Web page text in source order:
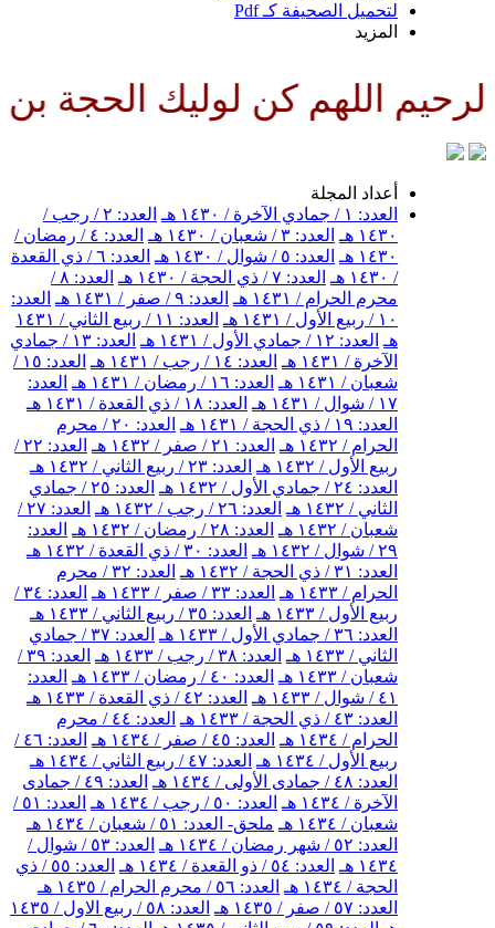
لتحميل الصحيفة كـ Pdf
المزيد
اللهم كن لوليك الحجة بن
أعداد المجلة
العدد: ١ / جمادي الآخرة / ١٤٣٠ هـ
العدد: ٢ / رجب /
١٤٣٠ هـ
العدد: ٣ / شعبان / ١٤٣٠ هـ
العدد: ٤ / رمضان /
١٤٣٠ هـ
العدد: ٥ / شوال / ١٤٣٠ هـ
العدد: ٦ / ذي القعدة
/ ١٤٣٠ هـ
العدد: ٧ / ذي الحجة / ١٤٣٠ هـ
العدد: ٨ /
محرم الحرام / ١٤٣١ هـ
العدد: ٩ / صفر / ١٤٣١ هـ
العدد:
١٠ / ربيع الأول / ١٤٣١ هـ
العدد: ١١ / ربيع الثاني / ١٤٣١
هـ العدد: ١٢ / جمادي الأول / ١٤٣١ هـ
العدد: ١٣ / جمادي
الآخرة / ١٤٣١ هـ
العدد: ١٤ / رجب / ١٤٣١ هـ
العدد: ١٥ /
شعبان / ١٤٣١ هـ
العدد: ١٦ / رمضان / ١٤٣١ هـ
العدد:
١٧ / شوال / ١٤٣١ هـ
العدد: ١٨ / ذي القعدة / ١٤٣١ هـ
العدد: ١٩ / ذي الحجة / ١٤٣١ هـ
العدد: ٢٠ / محرم
الحرام / ١٤٣٢ هـ
العدد: ٢١ / صفر / ١٤٣٢ هـ
العدد: ٢٢ /
ربيع الأول / ١٤٣٢ هـ
العدد: ٢٣ / ربيع الثاني / ١٤٣٢ هـ
العدد: ٢٤ / جمادي الأول / ١٤٣٢ هـ
العدد: ٢٥ / جمادي
الثاني / ١٤٣٢ هـ
العدد: ٢٦ / رجب / ١٤٣٢ هـ
العدد: ٢٧ /
شعبان / ١٤٣٢ هـ
العدد: ٢٨ / رمضان / ١٤٣٢ هـ
العدد:
٢٩ / شوال / ١٤٣٢ هـ
العدد: ٣٠ / ذي القعدة / ١٤٣٢ هـ
العدد: ٣١ / ذي الحجة / ١٤٣٢ هـ
العدد: ٣٢ / محرم
الحرام / ١٤٣٣ هـ
العدد: ٣٣ / صفر / ١٤٣٣ هـ
العدد: ٣٤ /
ربيع الأول / ١٤٣٣ هـ
العدد: ٣٥ / ربيع الثاني / ١٤٣٣ هـ
العدد: ٣٦ / جمادي الأول / ١٤٣٣ هـ
العدد: ٣٧ / جمادي
الثاني / ١٤٣٣ هـ
العدد: ٣٨ / رجب / ١٤٣٣ هـ
العدد: ٣٩ /
شعبان / ١٤٣٣ هـ
العدد: ٤٠ / رمضان / ١٤٣٣ هـ
العدد:
٤١ / شوال / ١٤٣٣ هـ
العدد: ٤٢ / ذي القعدة / ١٤٣٣ هـ
العدد: ٤٣ / ذي الحجة / ١٤٣٣ هـ
العدد: ٤٤ / محرم
الحرام / ١٤٣٤ هـ
العدد: ٤٥ / صفر / ١٤٣٤ هـ
العدد: ٤٦ /
ربيع الأول / ١٤٣٤ هـ
العدد: ٤٧ / ربيع الثاني / ١٤٣٤ هـ
العدد: ٤٨ / جمادى الأولى / ١٤٣٤ هـ
العدد: ٤٩ / جمادى
الآخرة / ١٤٣٤ هـ
العدد: ٥٠ / رجب / ١٤٣٤ هـ
العدد: ٥١ /
شعبان / ١٤٣٤ هـ
ملحق- العدد: ٥١ / شعبان / ١٤٣٤ هـ
العدد: ٥٢ / شهر رمضان / ١٤٣٤ هـ
العدد: ٥٣ / شوال /
١٤٣٤ هـ
العدد: ٥٤ / ذو القعدة / ١٤٣٤ هـ
العدد: ٥٥ / ذي
الحجة / ١٤٣٤ هـ
العدد: ٥٦ / محرم الحرام / ١٤٣٥ هـ
العدد: ٥٧ / صفر / ١٤٣٥ هـ
العدد: ٥٨ / ربيع الاول / ١٤٣٥